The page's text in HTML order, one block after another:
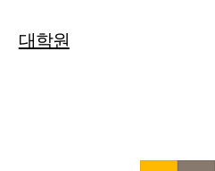
대학원